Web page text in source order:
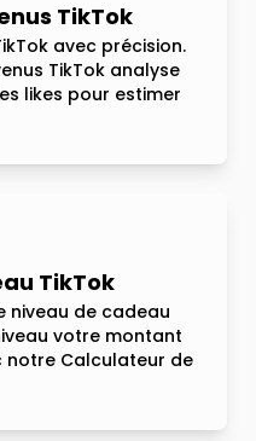
TikTok
avec précision.
TikTok analyse
likes pour estimer
TikTok
niveau de cadeau
votre montant
notre Calculateur de